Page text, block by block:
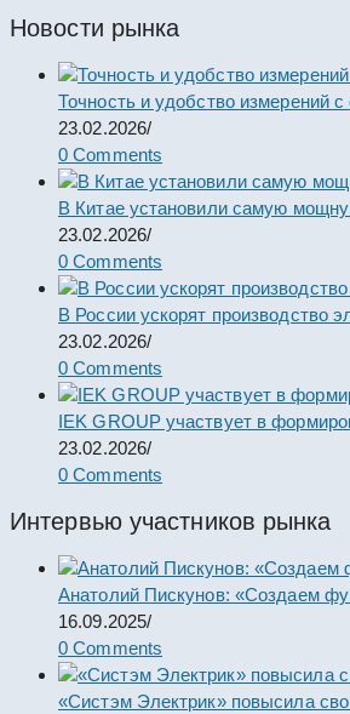
Новости рынка
Точность и удобство измерений
23.02.2026/
0 Comments
В Китае установили самую
23.02.2026/
0 Comments
В России ускорят производство
23.02.2026/
0 Comments
IEK GROUP участвует в
23.02.2026/
0 Comments
Интервью участников рынка
Анатолий Пискунов: «Создаем
16.09.2025/
0 Comments
«Систэм Электрик» повысила